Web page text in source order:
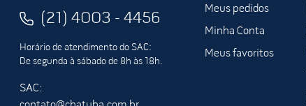
(21) 4003 - 4456
Horário de atendimento do SAC:
De segunda à sábado de 8h às 18h.
SAC:
Meus pedidos
Minha Conta
Meus favoritos